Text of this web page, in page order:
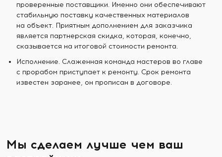
проверенные поставщики. Именно они обеспечивают
стабильную поставку качественных материалов
на объект. Приятным дополнением для заказчика
является партнерская скидка, которая, конечно,
сказывается на итоговой стоимости ремонта.
Исполнение. Слаженная команда мастеров во главе
с прорабом приступает к ремонту. Срок ремонта
известен заранее, он прописан в договоре.
Мы сделаем лучше чем ваш